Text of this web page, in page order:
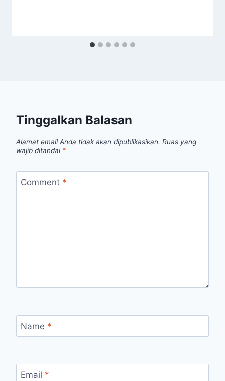
Tinggalkan Balasan
Alamat email Anda tidak akan dipublikasikan. Ruas yang
wajib ditandai *
Comment *
Name *
Email *